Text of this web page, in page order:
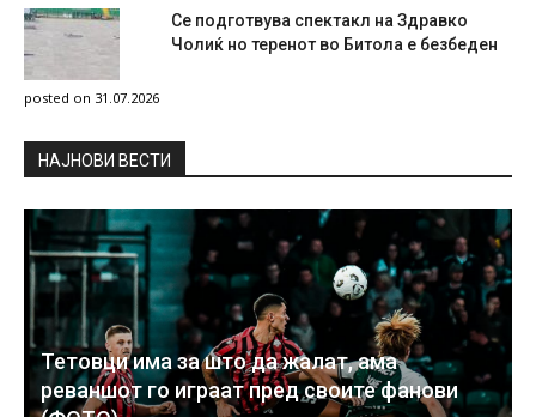
Се подготвува спектакл на Здравко
Чолиќ но теренот во Битола е безбеден
posted on 31.07.2026
НAЈНОВИ ВЕСТИ
Тетовци има за што да жалат, ама
реваншот го играат пред своите фанови